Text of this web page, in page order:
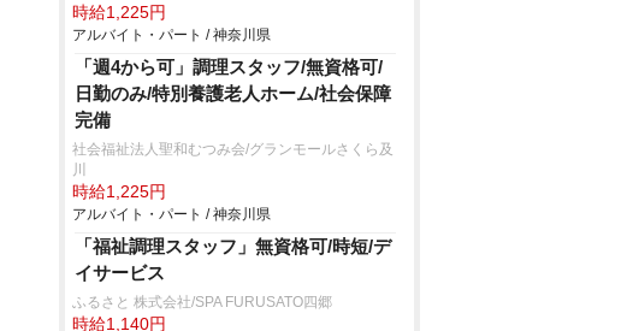
時給1,225円
アルバイト・パート / 神奈川県
「週4から可」調理スタッフ/無資格可/
日勤のみ/特別養護老人ホーム/社会保障
完備
社会福祉法人聖和むつみ会/グランモールさくら及
川
時給1,225円
アルバイト・パート / 神奈川県
「福祉調理スタッフ」無資格可/時短/デ
イサービス
ふるさと 株式会社/SPA FURUSATO四郷
時給1,140円